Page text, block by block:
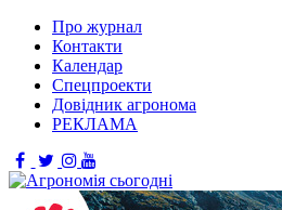
Про журнал
Контакти
Календар
Спецпроекти
Довідник агронома
РЕКЛАМА